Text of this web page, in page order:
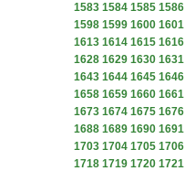
1583 1584 1585 1586
1598 1599 1600 1601
1613 1614 1615 1616
1628 1629 1630 1631
1643 1644 1645 1646
1658 1659 1660 1661
1673 1674 1675 1676
1688 1689 1690 1691
1703 1704 1705 1706
1718 1719 1720 1721